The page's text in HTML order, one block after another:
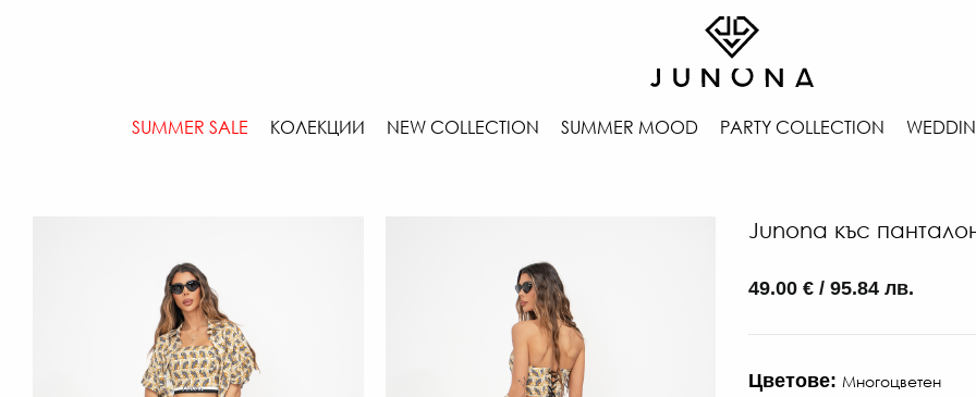
SUMMER SALE КОЛЕКЦИИ NEW COLLECTION SUMMER MOOD PARTY COLLECTION
Junona къс
49.00 € / 95.84 лв.
Цветове: Многоцветен